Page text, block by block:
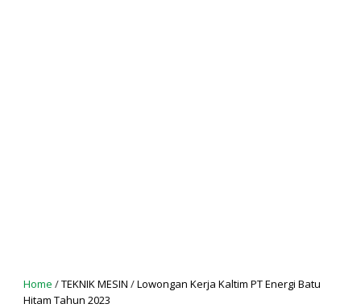
Home /TEKNIK MESIN /Lowongan Kerja Kaltim PT Energi Batu
Hitam Tahun 2023